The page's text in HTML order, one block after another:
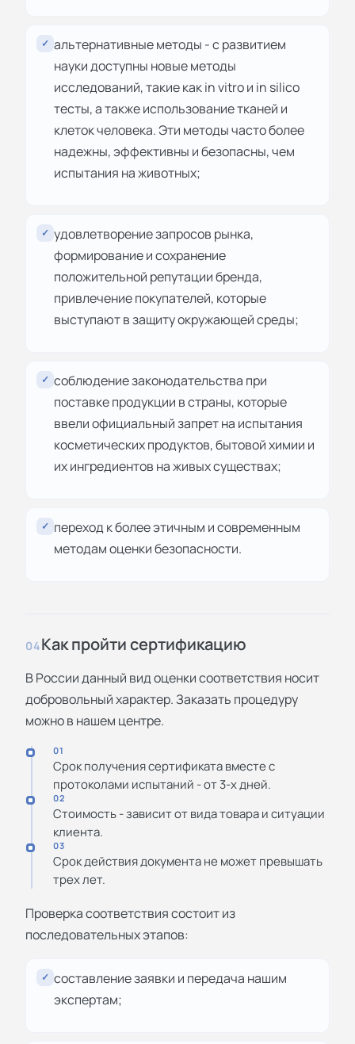
✓ альтернативные методы - с развитием
науки доступны новые методы
исследований, такие как in vitro и in silico
тесты, а также использование тканей и
клеток человека. Эти методы часто более
надежны, эффективны и безопасны, чем
испытания на животных;
✓ удовлетворение запросов рынка,
формирование и сохранение
положительной репутации бренда,
привлечение покупателей, которые
выступают в защиту окружающей среды;
✓ соблюдение законодательства при
поставке продукции в страны, которые
ввели официальный запрет на испытания
косметических продуктов, бытовой химии и
их ингредиентов на живых существах;
✓ переход к более этичным и современным
методам оценки безопасности.
04Как пройти сертификацию
В России данный вид оценки соответствия носит
добровольный характер. Заказать процедуру
можно в нашем центре.
01
Срок получения сертификата вместе с
протоколами испытаний - от 3-х дней.
02
Стоимость - зависит от вида товара и ситуации
клиента.
03
Срок действия документа не может превышать
трех лет.
Проверка соответствия состоит из
последовательных этапов:
✓ составление заявки и передача нашим
экспертам;